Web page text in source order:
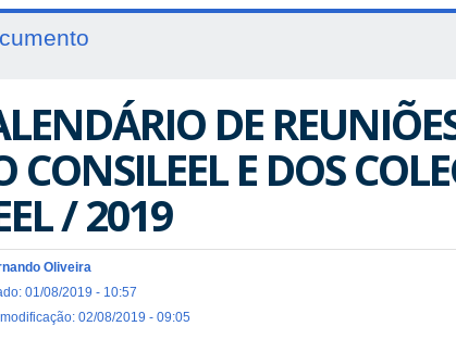
DE
CONSILEEL E DOS
/ 2019
Oliveira
01/08/2019 - 10:57
02/08/2019 - 09:05